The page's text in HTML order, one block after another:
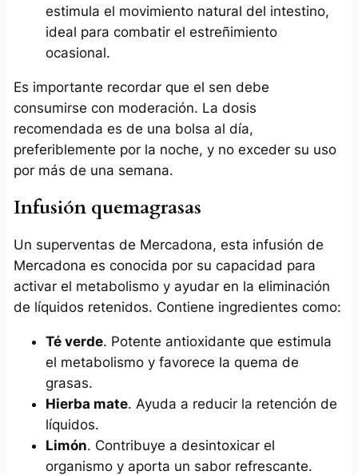
estimula el movimiento natural del intestino,
ideal para combatir el estreñimiento
ocasional.
Es importante recordar que el sen debe
consumirse con moderación. La dosis
recomendada es de una bolsa al día,
preferiblemente por la noche, y no exceder su uso
por más de una semana.
Infusión quemagrasas
Un superventas de Mercadona, esta infusión de
Mercadona es conocida por su capacidad para
activar el metabolismo y ayudar en la eliminación
de líquidos retenidos. Contiene ingredientes como:
Té verde. Potente antioxidante que estimula
el metabolismo y favorece la quema de
grasas.
Hierba mate. Ayuda a reducir la retención de
líquidos.
Limón. Contribuye a desintoxicar el
organismo y aporta un sabor refrescante.